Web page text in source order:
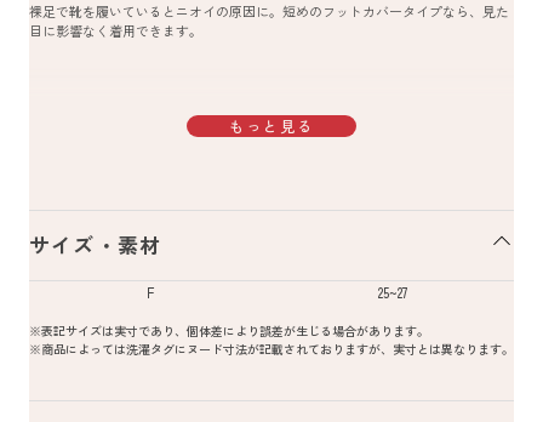
裸足で靴を履いているとニオイの原因に。短めのフットカバータイプなら、見た
目に影響なく着用できます。
もっと見る
サイズ・素材
F 25~27
※表記サイズは実寸であり、個体差により誤差が生じる場合があります。
※商品によっては洗濯タグにヌード寸法が記載されておりますが、実寸とは異なります。